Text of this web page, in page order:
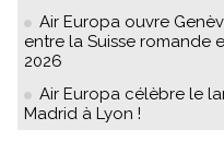
Air Europa ouvre
entre la Suisse romande
2026
Air Europa célèbre le
Madrid à Lyon !